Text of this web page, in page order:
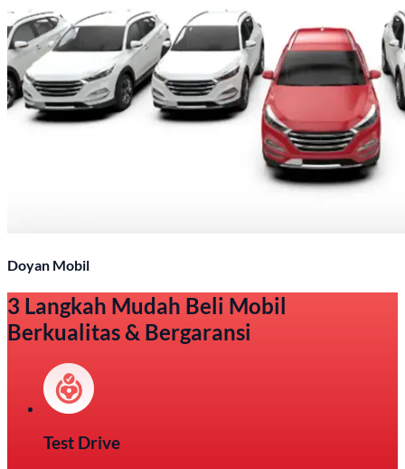
Doyan Mobil
3 Langkah Mudah Beli Mobil
Berkualitas & Bergaransi
Test Drive